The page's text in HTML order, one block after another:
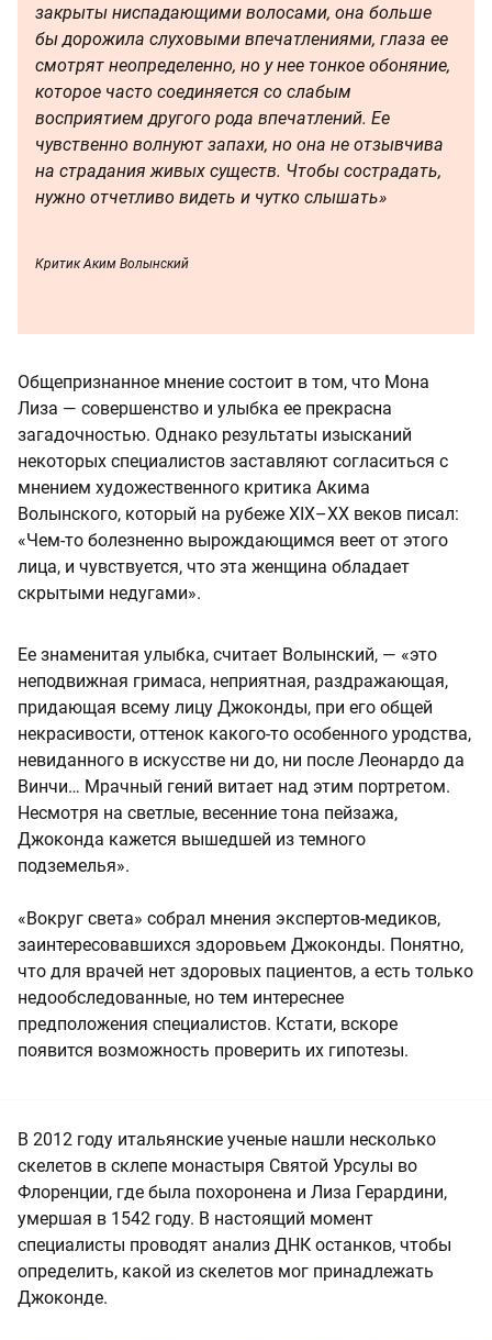
закрыты ниспадающими волосами, она больше
бы дорожила слуховыми впечатлениями, глаза ее
смотрят неопределенно, но у нее тонкое обоняние,
которое часто соединяется со слабым
восприятием другого рода впечатлений. Ее
чувственно волнуют запахи, но она не отзывчива
на страдания живых существ. Чтобы сострадать,
нужно отчетливо видеть и чутко слышать»
Критик Аким Волынский
Общепризнанное мнение состоит в том, что Мона
Лиза — совершенство и улыбка ее прекрасна
загадочностью. Однако результаты изысканий
некоторых специалистов заставляют согласиться с
мнением художественного критика Акима
Волынского, который на рубеже XIX–XX веков писал:
«Чем-то болезненно вырождающимся веет от этого
лица, и чувствуется, что эта женщина обладает
скрытыми недугами».
Ее знаменитая улыбка, считает Волынский, — «это
неподвижная гримаса, неприятная, раздражающая,
придающая всему лицу Джоконды, при его общей
некрасивости, оттенок какого-то особенного уродства,
невиданного в искусстве ни до, ни после Леонардо да
Винчи… Мрачный гений витает над этим портретом.
Несмотря на светлые, весенние тона пейзажа,
Джоконда кажется вышедшей из темного
подземелья».
«Вокруг света» собрал мнения экспертов-медиков,
заинтересовавшихся здоровьем Джоконды. Понятно,
что для врачей нет здоровых пациентов, а есть только
недообследованные, но тем интереснее
предположения специалистов. Кстати, вскоре
появится возможность проверить их гипотезы.
В 2012 году итальянские ученые нашли несколько
скелетов в склепе монастыря Святой Урсулы во
Флоренции, где была похоронена и Лиза Герардини,
умершая в 1542 году. В настоящий момент
специалисты проводят анализ ДНК останков, чтобы
определить, какой из скелетов мог принадлежать
Джоконде.